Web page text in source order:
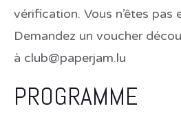
vérification. Vous n’êtes pas
Demandez un voucher
à club@paperjam.lu
PROGRAMME